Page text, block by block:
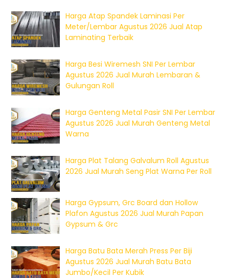
Harga Atap Spandek Laminasi Per
Meter/Lembar Agustus 2026 Jual Atap
Laminating Terbaik
Harga Besi Wiremesh SNI Per Lembar
Agustus 2026 Jual Murah Lembaran &
Gulungan Roll
Harga Genteng Metal Pasir SNI Per Lembar
Agustus 2026 Jual Murah Genteng Metal
Warna
Harga Plat Talang Galvalum Roll Agustus
2026 Jual Murah Seng Plat Warna Per Roll
Harga Gypsum, Grc Board dan Hollow
Plafon Agustus 2026 Jual Murah Papan
Gypsum & Grc
Harga Batu Bata Merah Press Per Biji
Agustus 2026 Jual Murah Batu Bata
Jumbo/Kecil Per Kubik